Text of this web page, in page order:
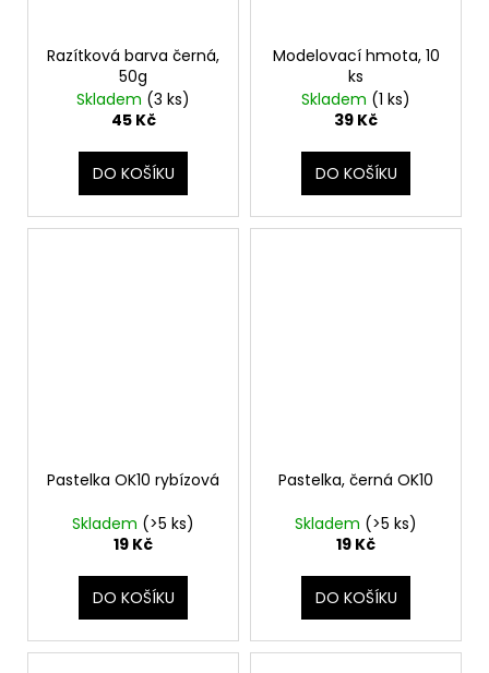
Razítková barva černá,
50g
Skladem (3 ks)
45 Kč
DO KOŠÍKU
Modelovací hmota, 10
ks
Skladem (1 ks)
39 Kč
DO KOŠÍKU
Pastelka OK10 rybízová
Skladem (>5 ks)
19 Kč
DO KOŠÍKU
Pastelka, černá OK10
Skladem (>5 ks)
19 Kč
DO KOŠÍKU